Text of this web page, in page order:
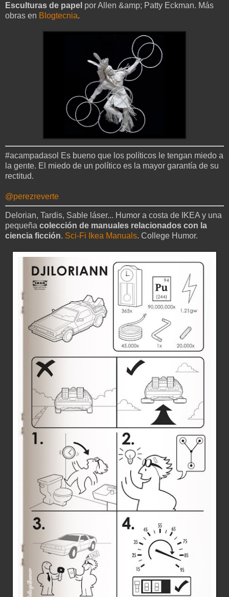
Esculturas de papel por Allen &amp; Patty Eckman. Más
obras en Blogtecnia.
#acampadasol Es bueno que los políticos le tengan miedo a
la gente. El miedo de un político es la mayor garantía de su
rectitud.
@perezreverte
Delorian, Tardis, Sable láser... Humor a costa de IKEA y una
pequeña colección de manuales relacionados con la
ciencia ficción. Sci-Fi Ikea Manuals. College Humor.